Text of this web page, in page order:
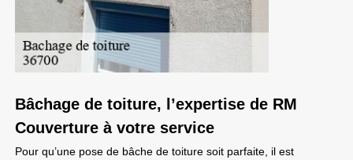
Bâchage de toiture, l’expertise de RM
Couverture à votre service
Pour qu’une pose de bâche de toiture soit parfaite, il est